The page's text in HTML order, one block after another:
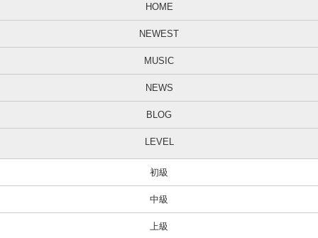
HOME
NEWEST
MUSIC
NEWS
BLOG
LEVEL
初級
中級
上級